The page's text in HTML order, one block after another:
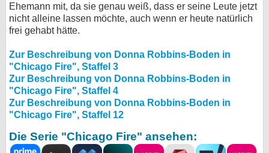
Ehemann mit, da sie genau weiß, dass er seine Leute jetzt
nicht alleine lassen möchte, auch wenn er heute natürlich
frei gehabt hätte.
Zur Beschreibung von Donna Robbins-Boden in
"Chicago Fire", Staffel 3
Zur Beschreibung von Donna Robbins-Boden in
"Chicago Fire", Staffel 4
Zur Beschreibung von Donna Robbins-Boden in
"Chicago Fire", Staffel 12
Die Serie "Chicago Fire" ansehen: